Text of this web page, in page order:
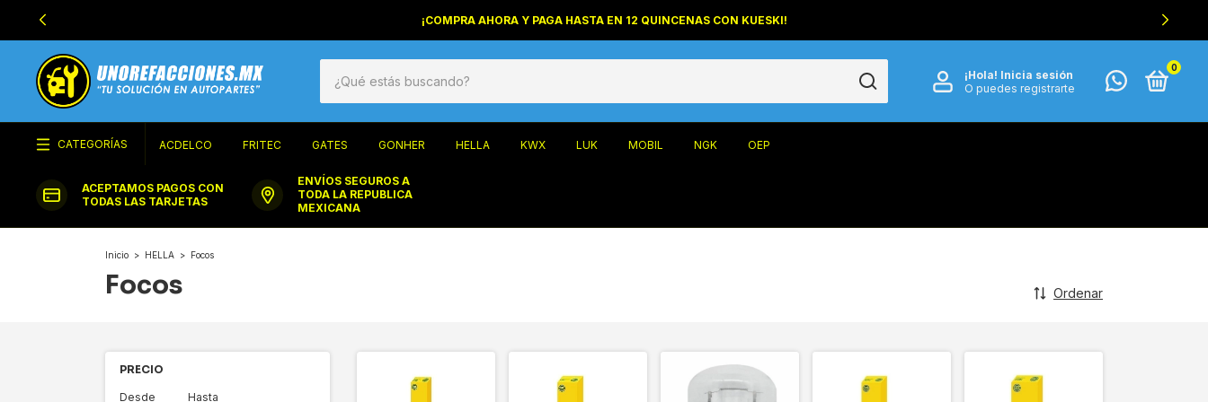
¡COMPRA AHORA Y PAGA HASTA EN 12 QUINCENAS CON KUESKI!
¡Hola! Inicia sesión
O puedes registrarte
0
CATEGORÍAS ACDELCO FRITEC GATES GONHER HELLA KWX LUK MOBIL NGK OEP
ACEPTAMOS PAGOS CON
TODAS LAS TARJETAS
ENVÍOS SEGUROS A
TODA LA REPUBLICA
MEXICANA
Inicio > HELLA > Focos
Focos Ordenar
PRECIO
Desde Hasta